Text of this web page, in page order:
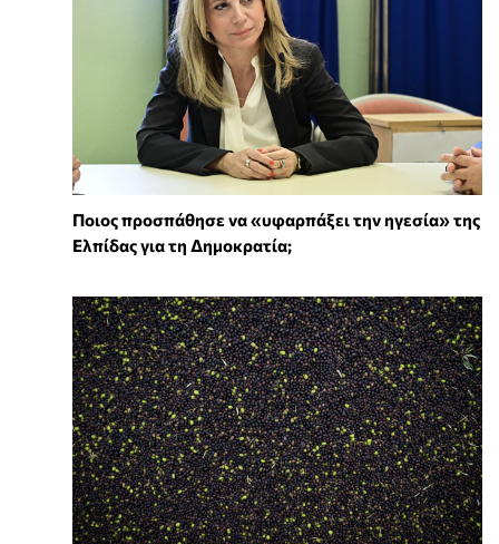
Ποιος προσπάθησε να «υφαρπάξει την ηγεσία» της
Ελπίδας για τη Δημοκρατία;